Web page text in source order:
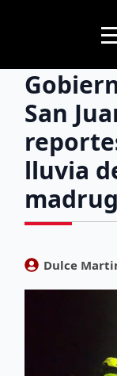
San
lluvia